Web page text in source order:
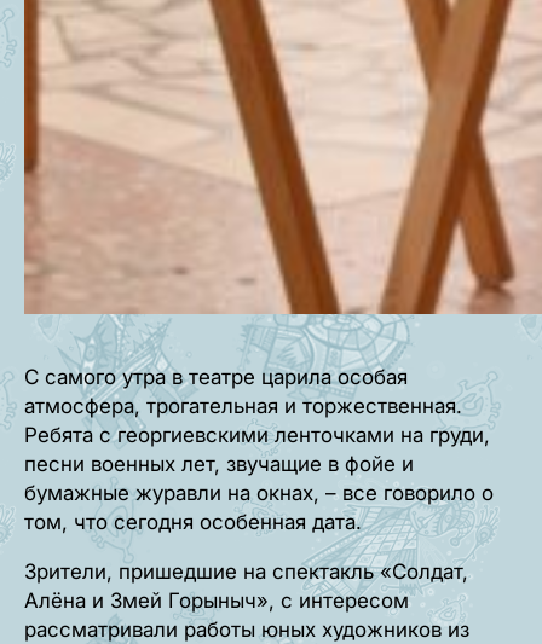
С самого утра в театре царила особая
атмосфера, трогательная и торжественная.
Ребята с георгиевскими ленточками на груди,
песни военных лет, звучащие в фойе и
бумажные журавли на окнах, – все говорило о
том, что сегодня особенная дата.
Зрители, пришедшие на спектакль «Солдат,
Алёна и Змей Горыныч», с интересом
рассматривали работы юных художников из